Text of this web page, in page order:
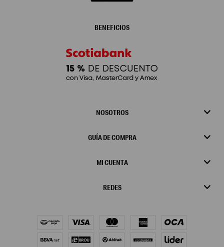
NOSOTROS
GUÍA DE COMPRA
MI CUENTA
REDES
BENEFICIOS